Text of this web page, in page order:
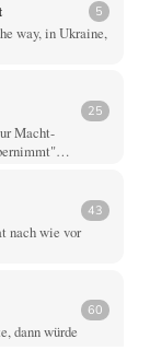
5
way, in Ukraine,
25
Macht-
43
nach wie vor
60
dann würde